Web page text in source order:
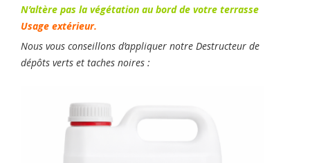
N’altère pas la végétation au bord de votre terrasse
Usage extérieur.
Nous vous conseillons d’appliquer notre Destructeur de
dépôts verts et taches noires :